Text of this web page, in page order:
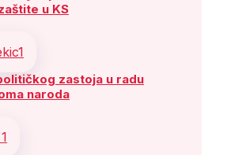
u KS
zastoja u radu
naroda